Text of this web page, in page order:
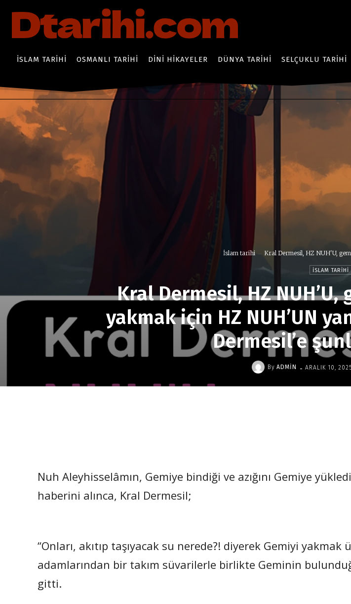
İSLAM TARIHI OSMANLI TARIHI DINI HIKAYELER DÜNYA TARIHI SELÇUKLU TARIHI
İslam tarihi Kral Dermesil, HZ NUH'U,
İSLAM TARIHI
Kral Dermesil, HZ
yakmak için HZ NUH’UN
Dermesil’e
By ADMIN - ARALIK 10,
Nuh Aleyhisselâmın, Gemiye bindiği ve azığını Gemiye
haberini alınca, Kral Dermesil;
“Onları, akıtıp taşıyacak su nerede?! diyerek Gemiyi yakmak
adamlarından bir takım süvarilerle birlikte Geminin
gitti.